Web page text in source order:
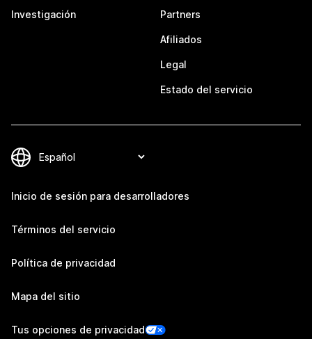
Investigación Partners
Afiliados
Legal
Estado del servicio
Inicio de sesión para desarrolladores
Términos del servicio
Política de privacidad
Mapa del sitio
Tus opciones de privacidad